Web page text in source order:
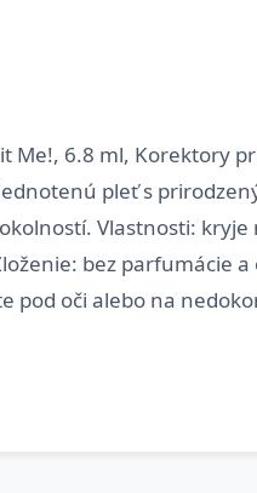
Fit Me!, 6.8 ml,
pleť s
Vlastnosti:
bez parfumácie